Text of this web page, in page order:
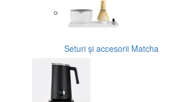
Seturi și accesorii Matcha